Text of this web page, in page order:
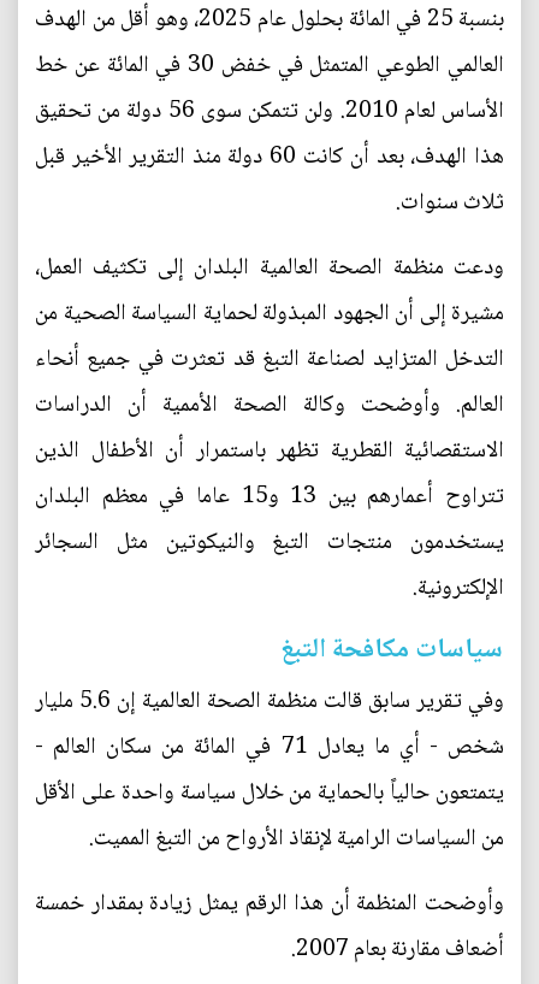
بنسبة 25 في المائة بحلول عام 2025، وهو أقل من الهدف
العالمي الطوعي المتمثل في خفض 30 في المائة عن خط
الأساس لعام 2010. ولن تتمكن سوى 56 دولة من تحقيق
هذا الهدف، بعد أن كانت 60 دولة منذ التقرير الأخير قبل
ثلاث سنوات.
ودعت منظمة الصحة العالمية البلدان إلى تكثيف العمل،
مشيرة إلى أن الجهود المبذولة لحماية السياسة الصحية من
التدخل المتزايد لصناعة التبغ قد تعثرت في جميع أنحاء
العالم. وأوضحت وكالة الصحة الأممية أن الدراسات
الاستقصائية القطرية تظهر باستمرار أن الأطفال الذين
تتراوح أعمارهم بين 13 و15 عاما في معظم البلدان
يستخدمون منتجات التبغ والنيكوتين مثل السجائر
الإلكترونية.
سياسات مكافحة التبغ
وفي تقرير سابق قالت منظمة الصحة العالمية إن 5.6 مليار
شخص - أي ما يعادل 71 في المائة من سكان العالم -
يتمتعون حالياً بالحماية من خلال سياسة واحدة على الأقل
من السياسات الرامية لإنقاذ الأرواح من التبغ المميت.
وأوضحت المنظمة أن هذا الرقم يمثل زيادة بمقدار خمسة
أضعاف مقارنة بعام 2007.